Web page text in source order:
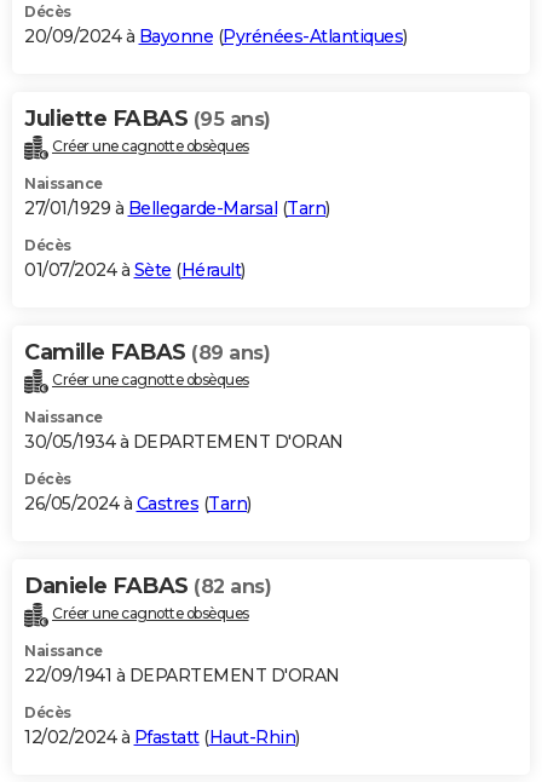
Décès
20/09/2024 à Bayonne (Pyrénées-Atlantiques)
Juliette FABAS (95 ans)
Créer une cagnotte obsèques
Naissance
27/01/1929 à Bellegarde-Marsal (Tarn)
Décès
01/07/2024 à Sète (Hérault)
Camille FABAS (89 ans)
Créer une cagnotte obsèques
Naissance
30/05/1934 à DEPARTEMENT D'ORAN
Décès
26/05/2024 à Castres (Tarn)
Daniele FABAS (82 ans)
Créer une cagnotte obsèques
Naissance
22/09/1941 à DEPARTEMENT D'ORAN
Décès
12/02/2024 à Pfastatt(Haut-Rhin)